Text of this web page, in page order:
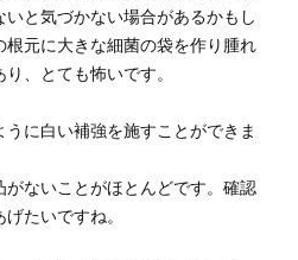
と気づかない場合があるかもし
元に大きな細菌の袋を作り腫れ
、とても怖いです。
に白い補強を施すことができま
ないことがほとんどです。確認
たいですね。